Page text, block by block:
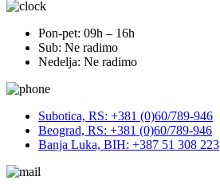
Pon-pet: 09h – 16h
Sub: Ne radimo
Nedelja: Ne radimo
Subotica, RS: +381 (0)60/789-946
Beograd, RS: +381 (0)60/789-946
Banja Luka, BIH: +387 51 308 223